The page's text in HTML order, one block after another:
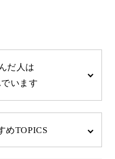
だ人は
います
めTOPICS